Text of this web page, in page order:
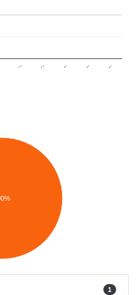
.. .. .. .. ..
1